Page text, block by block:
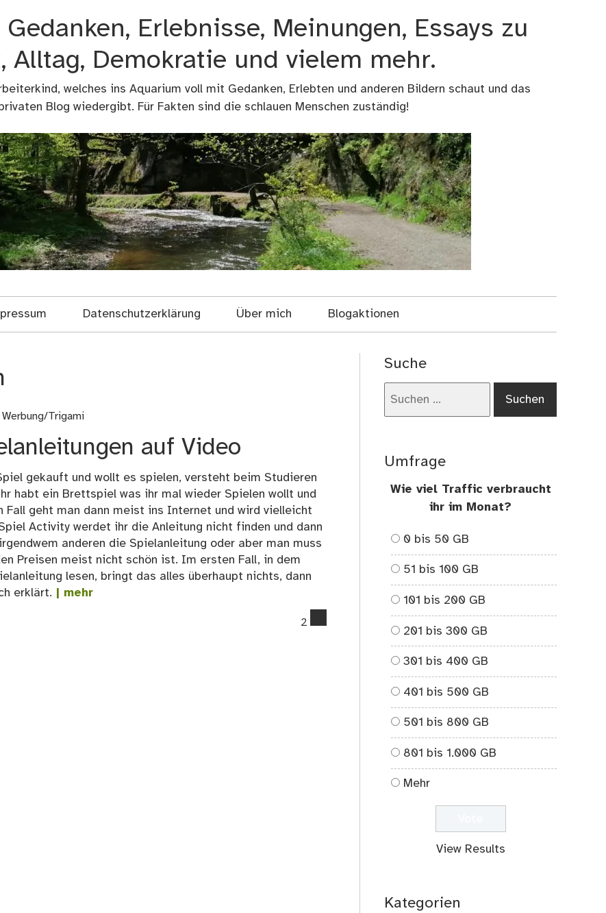
Erlebnisse, Meinungen, Essays zu
Alltag, Demokratie und vielem mehr.
welches ins Aquarium voll mit Gedanken, Erlebten und anderen Bildern schaut und das
Blog wiedergibt. Für Fakten sind die schlauen Menschen zuständig!
Datenschutzerklärung Über mich Blogaktionen
Werbung/Trigami
auf Video
gekauft und wollt es spielen, versteht beim Studieren
habt ein Brettspiel was ihr mal wieder Spielen wollt und
geht man dann meist ins Internet und wird vielleicht
Activity werdet ihr die Anleitung nicht finden und dann
anderen die Spielanleitung oder aber man muss
Preisen meist nicht schön ist. Im ersten Fall, in dem
lesen, bringt das alles überhaupt nichts, dann
erklärt. | mehr
2
Spielanleitungen
Suche
Umfrage
Wie viel Traffic verbraucht
ihr im Monat?
0 bis 50 GB
51 bis 100 GB
101 bis 200 GB
201 bis 300 GB
301 bis 400 GB
401 bis 500 GB
501 bis 800 GB
801 bis 1.000 GB
Mehr
View Results
Kategorien